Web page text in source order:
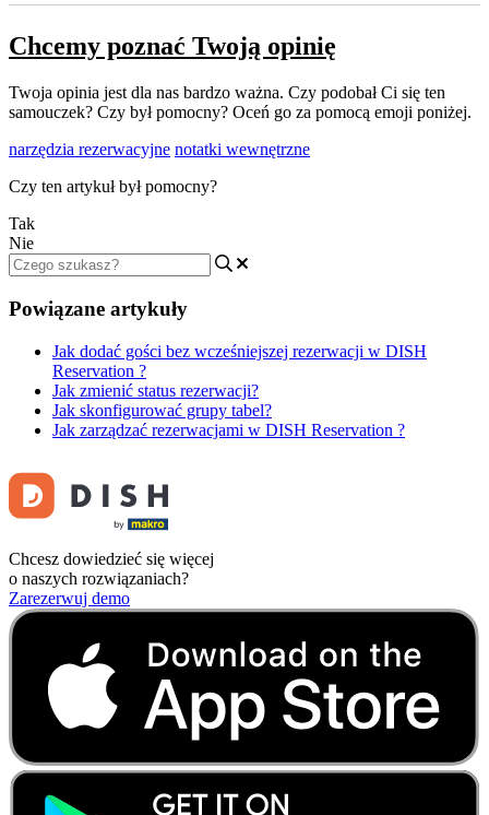
Chcemy poznać Twoją opinię
Twoja opinia jest dla nas bardzo ważna. Czy podobał Ci się ten
samouczek? Czy był pomocny? Oceń go za pomocą emoji poniżej.
narzędzia rezerwacyjne notatki wewnętrzne
Czy ten artykuł był pomocny?
Tak
Nie
Powiązane artykuły
Jak dodać gości bez wcześniejszej rezerwacji w DISH
Reservation ?
Jak zmienić status rezerwacji?
Jak skonfigurować grupy tabel?
Jak zarządzać rezerwacjami w DISH Reservation ?
Chcesz dowiedzieć się więcej
o naszych rozwiązaniach?
Zarezerwuj demo